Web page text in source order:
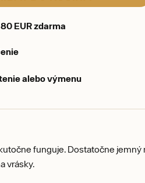
EUR zdarma
alebo výmenu
funguje. Dostatočne jemný
vrásky.